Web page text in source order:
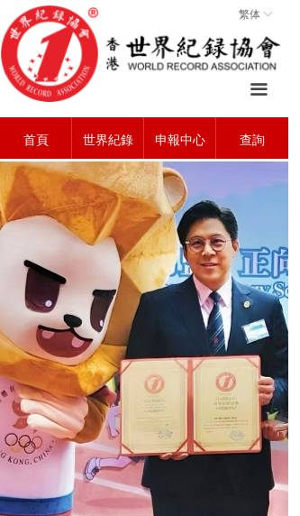
首頁 世界紀錄 申報中心 查詢
ꀅ
繁体
끀
ꀇ 首頁
ꄃ 關於協會
ꁡ 世界紀錄
ꄠ 查詢中心
ꂐ 申報中心
ꂀ 常見問題
ꁘ 聯系我們